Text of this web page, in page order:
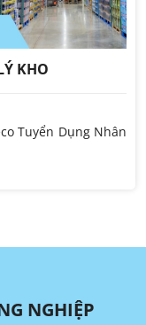
KHO
Tuyển Dụng Nhân
NGHIỆP